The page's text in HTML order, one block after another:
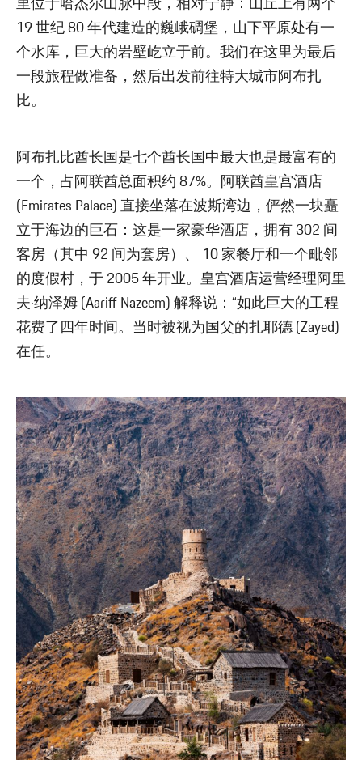
19 世纪 80 年代建造的巍峨碉堡，山下平原处有一
个水库，巨大的岩壁屹立于前。我们在这里为最后
一段旅程做准备，然后出发前往特大城市阿布扎
比。
阿布扎比酋长国是七个酋长国中最大也是最富有的
一个，占阿联酋总面积约 87%。阿联酋皇宫酒店
(Emirates Palace) 直接坐落在波斯湾边，俨然一块矗
立于海边的巨石：这是一家豪华酒店，拥有 302 间
客房（其中 92 间为套房）、 10 家餐厅和一个毗邻
的度假村，于 2005 年开业。皇宫酒店运营经理阿里
夫·纳泽姆 (Aariff Nazeem) 解释说：“如此巨大的工程
花费了四年时间。当时被视为国父的扎耶德 (Zayed)
在任。